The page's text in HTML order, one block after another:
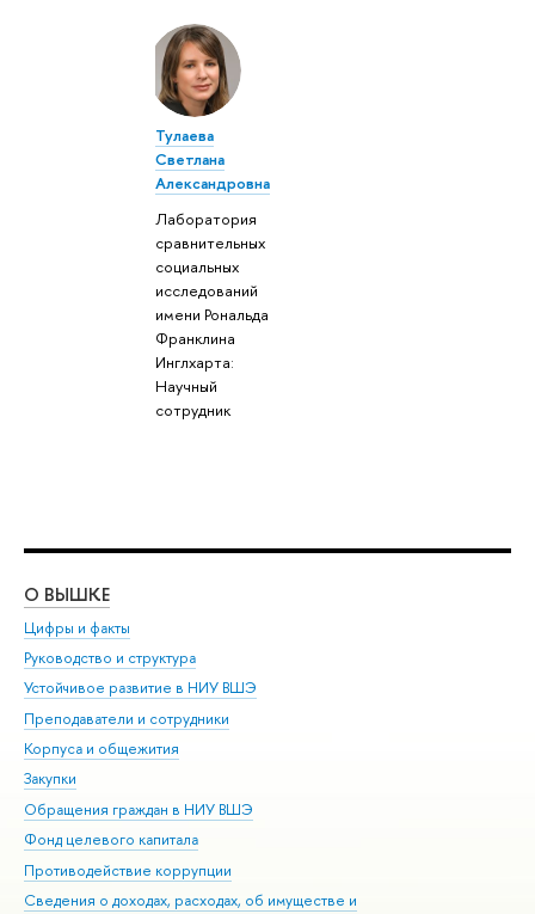
Тулаева
Светлана
Александровна
Лаборатория
сравнительных
социальных
исследований
имени Рональда
Франклина
Инглхарта:
Научный
сотрудник
О ВЫШКЕ
Цифры и факты
Руководство и структура
Устойчивое развитие в НИУ ВШЭ
Преподаватели и сотрудники
Корпуса и общежития
Закупки
Обращения граждан в НИУ ВШЭ
Фонд целевого капитала
Противодействие коррупции
Сведения о доходах, расходах, об имуществе и